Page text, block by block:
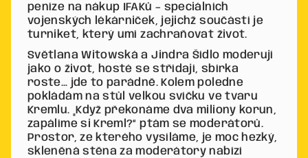
peníze na nákup IFAKů – speciálních
vojenských lékárniček, jejichž součástí je
turniket, který umí zachraňovat život.
Světlana Witowská a Jindra Šídlo moderují
jako o život, hosté se střídají, sbírka
roste… jde to parádně. Kolem poledne
pokládám na stůl velkou svíčku ve tvaru
Kremlu. „Když překonáme dva miliony korun,
zapálíme si Kreml?“ ptám se moderátorů.
Prostor, ze kterého vysíláme, je moc hezký,
skleněná stěna za moderátory nabízí